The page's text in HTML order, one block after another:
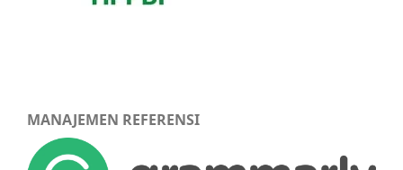
MANAJEMEN REFERENSI